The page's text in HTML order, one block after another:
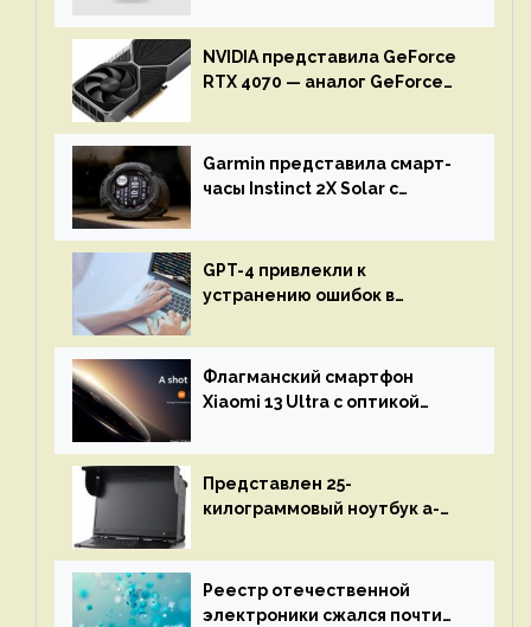
NVIDIA представила GeForce
RTX 4070 — аналог GeForce
Garmin представила смарт-
часы Instinct 2X Solar с
GPT-4 привлекли к
устранению ошибок в
остановится до полного
восстановления кода и
объяснит, что пошло не так
Флагманский смартфон
Xiaomi 13 Ultra с оптикой
представят 18 апреля
Представлен 25-
килограммовый ноутбук a-
до 3 Тбайт DDR5 и шесть
дисплеев
Реестр отечественной
электроники сжался почти